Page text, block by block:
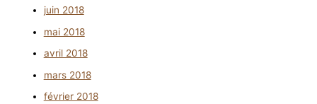
juin 2018
mai 2018
avril 2018
mars 2018
février 2018